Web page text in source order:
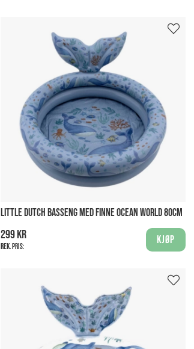
LITTLE DUTCH BASSENG MED FINNE OCEAN WORLD 80CM
299 kr
Rek. pris:
Kjøp